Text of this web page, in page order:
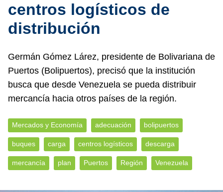
centros logísticos de
distribución
Germán Gómez Lárez, presidente de Bolivariana de
Puertos (Bolipuertos), precisó que la institución
busca que desde Venezuela se pueda distribuir
mercancía hacia otros países de la región.
Mercados y Economía adecuación bolipuertos
buques carga centros logísticos descarga
mercancía plan Puertos Región Venezuela